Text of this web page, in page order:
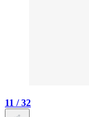
11 / 32